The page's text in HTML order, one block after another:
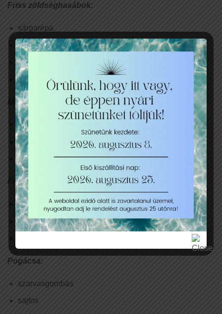
Friss zöldséghasábok:
sárgarépa
angol zeller
uborka
trikolor paprika
Magvak:
dió
mogyoró
mandula
Friss, szezonális gyümölcsök:
szőlő
alma
Pogácsa:
szarvasgombás
sajtos